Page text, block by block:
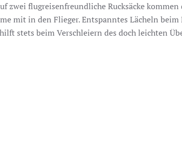
zwei flugreisenfreundliche Rucksäcke kommen
mit in den Flieger. Entspanntes Lächeln beim
stets beim Verschleiern des doch leichten